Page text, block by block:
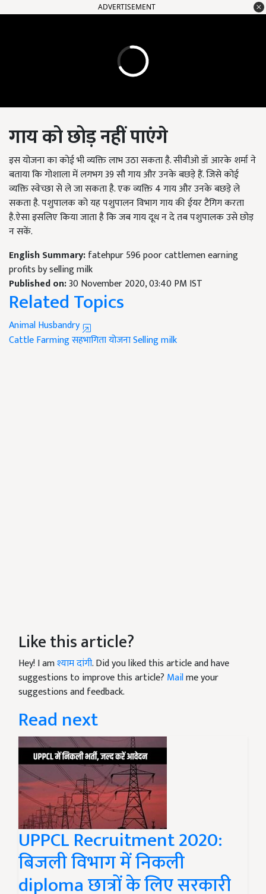
ADVERTISEMENT
गायकोछोड़नहींपाएंगे
इस योजना का कोई भी व्यक्ति लाभ उठा सकता है. सीवीओ डॉ आरके शर्मा ने
बताया कि गोशाला में लगभग 39 सौ गाय और उनके बछड़े हैं. जिसे कोई
व्यक्ति स्वेच्छा से ले जा सकता है. एक व्यक्ति 4 गाय और उनके बछड़े ले
सकता है. पशुपालक को यह पशुपालन विभाग गाय की ईयर टैगिग करता
है.ऐसा इसलिए किया जाता है कि जब गाय दूध न दे तब पशुपालक उसे छोड़
न सकें.
English Summary:fatehpur 596 poor cattlemen earning
profits by selling milk
Published on:30 November 2020, 03:40 PM IST
Related Topics
Animal Husbandry
Cattle Farmingसहभागिता योजनाSelling milk
Like this article?
Hey! I amश्याम दांगी. Did you liked this article and have
suggestions to improve this article? Mailme your
suggestions and feedback.
Read next
UPPCL Recruitment 2020:
बिजली विभाग में निकली
diploma छात्रों के लिए सरकारी